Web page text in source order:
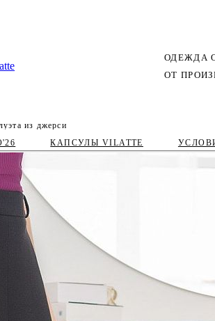
ОДЕЖДА
ОТ
КАПСУЛЫ VILATTE
из джерси